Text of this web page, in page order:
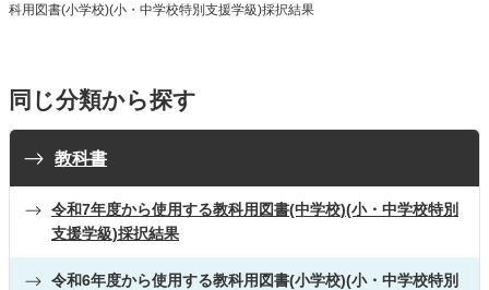
科用図書(小学校)(小・中学校特別支援学級)採択結果
同じ分類から探す
教科書
令和7年度から使用する教科用図書(中学校)(小・中学校特別
支援学級)採択結果
令和6年度から使用する教科用図書(小学校)(小・中学校特別